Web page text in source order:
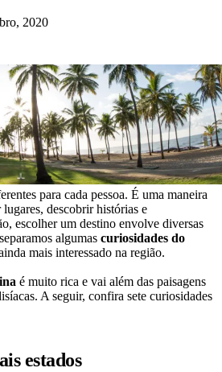
2020
para cada pessoa. É uma maneira
descobrir histórias e
escolher um destino envolve diversas
algumas curiosidades do
mais interessado na região.
é muito rica e vai além das paisagens
A seguir, confira sete curiosidades
estados